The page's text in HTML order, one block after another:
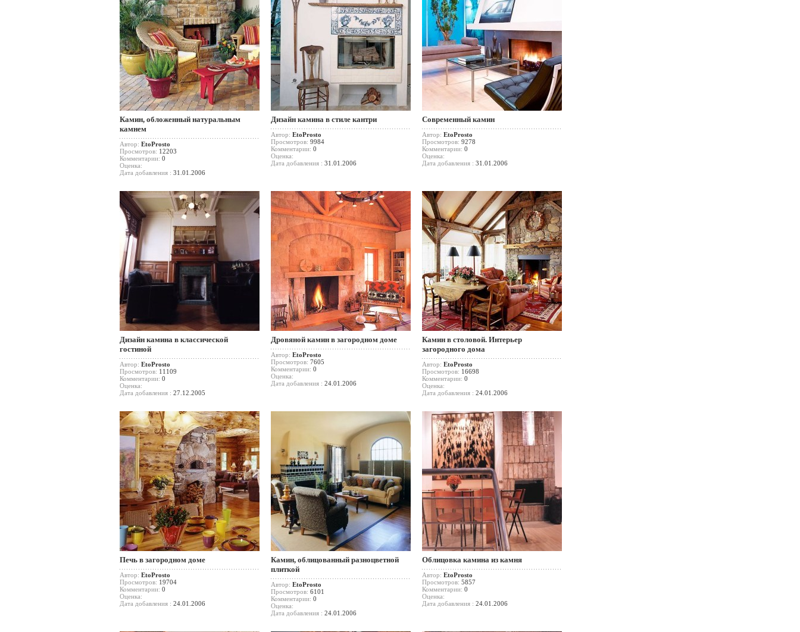
Камин, обложенный натуральным
камнем
Автор: EtoProsto
Просмотров: 12203
Комментарии: 0
Оценка:
Дата добавления : 31.01.2006
Дизайн камина в стиле кантри
Автор: EtoProsto
Просмотров: 9984
Комментарии: 0
Оценка:
Дата добавления : 31.01.2006
Современный камин
Автор: EtoProsto
Просмотров: 9278
Комментарии: 0
Оценка:
Дата добавления : 31.01.2006
Дизайн камина в классической
гостиной
Автор: EtoProsto
Просмотров: 11109
Комментарии: 0
Оценка:
Дата добавления : 27.12.2005
Дровяной камин в загородном доме
Автор: EtoProsto
Просмотров: 7605
Комментарии: 0
Оценка:
Дата добавления : 24.01.2006
Камин в столовой. Интерьер
загородного дома
Автор: EtoProsto
Просмотров: 16698
Комментарии: 0
Оценка:
Дата добавления : 24.01.2006
Печь в загородном доме
Автор: EtoProsto
Просмотров: 19704
Комментарии: 0
Оценка:
Дата добавления : 24.01.2006
Камин, облицованный разноцветной
плиткой
Автор: EtoProsto
Просмотров: 6101
Комментарии: 0
Оценка:
Дата добавления : 24.01.2006
Облицовка камина из камня
Автор: EtoProsto
Просмотров: 5857
Комментарии: 0
Оценка:
Дата добавления : 24.01.2006